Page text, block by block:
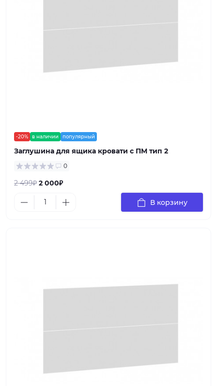
-20% в наличии популярный
Заглушина для ящика кровати с ПМ тип 2
0
2 499₽ 2 000₽
В корзину